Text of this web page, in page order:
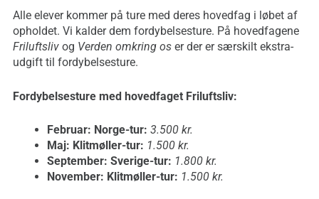
Alle elever kommer på ture med deres hovedfag i løbet af
opholdet. Vi kalder dem fordybelsesture. På hovedfagene
Friluftsliv og Verden omkring os er der er særskilt ekstra-
udgift til fordybelsesture.
Fordybelsesture med hovedfaget Friluftsliv:
Februar: Norge-tur: 3.500 kr.
Maj: Klitmøller-tur: 1.500 kr.
September: Sverige-tur: 1.800 kr.
November: Klitmøller-tur: 1.500 kr.